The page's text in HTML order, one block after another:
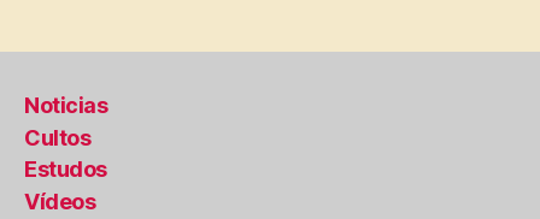
Noticias
Cultos
Estudos
Vídeos